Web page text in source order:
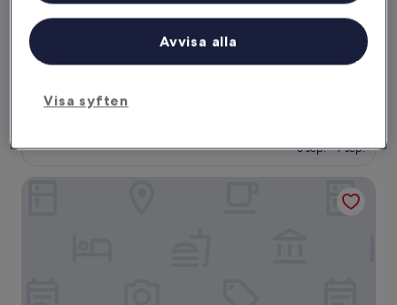
Stockholm
stjärnigt
Norrmalm, 0,8 km från Tegnérlunden
(2 633 recensioner)
1 575 kr
6 sep. – 7 sep.
Visa syften
Avvisa alla